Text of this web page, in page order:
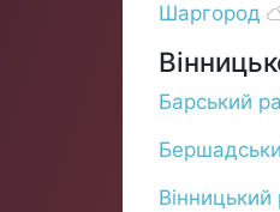
Шаргород
Барський
Вінницький